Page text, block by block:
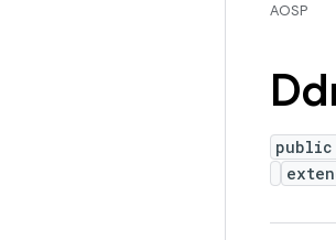
AOSP
public